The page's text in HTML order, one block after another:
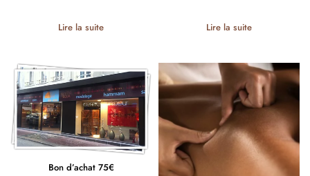
Lire la suite Lire la suite
Bon d’achat 75€